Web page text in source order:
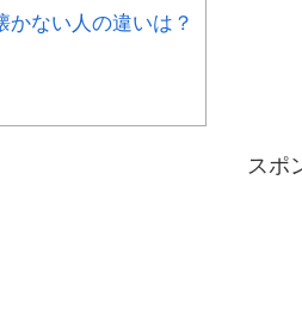
かない人の違いは？
スポ